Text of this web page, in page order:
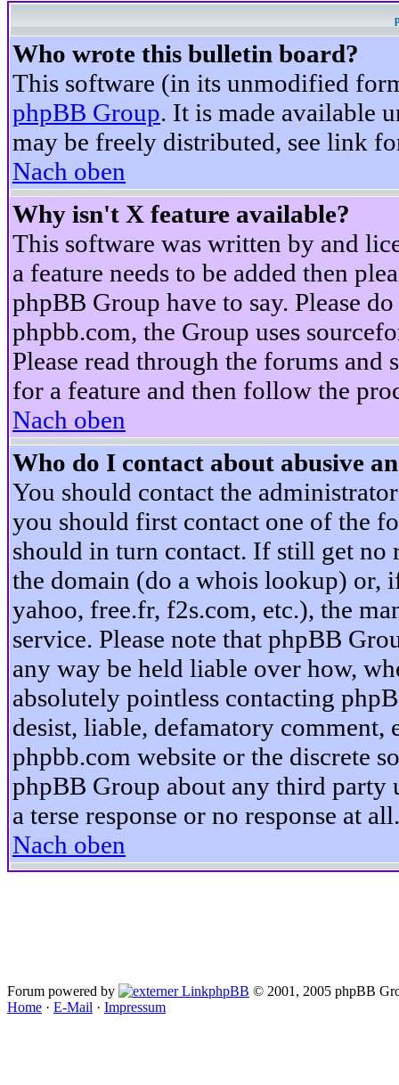
Who wrote this bulletin board?
This software (in its unmodified
phpBB Group. It is made available
may be freely distributed, see link
Nach oben
Why isn't X feature available?
This software was written by and
a feature needs to be added then
phpBB Group have to say. Please
phpbb.com, the Group uses
Please read through the forums
for a feature and then follow the
Nach oben
Who do I contact about abusive
You should contact the
you should first contact one of the
should in turn contact. If still get no
the domain (do a whois lookup) or,
yahoo, free.fr, f2s.com, etc.), the
service. Please note that phpBB
any way be held liable over how,
absolutely pointless contacting
desist, liable, defamatory
phpbb.com website or the discrete
phpBB Group about any third party
a terse response or no response at all.
Nach oben
Forum powered by phpBB © 2001, 2005 phpBB
Home · E-Mail · Impressum